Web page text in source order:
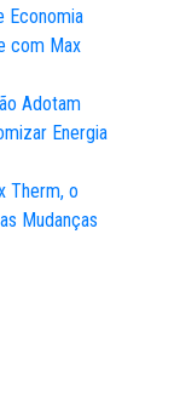
Economia
com Max
Adotam
Energia
Therm, o
Mudanças